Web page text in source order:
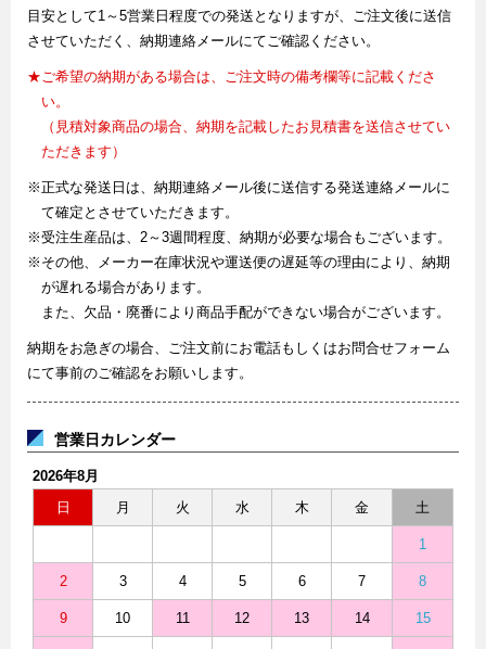
目安として1～5営業日程度での発送となりますが、ご注文後に送信
させていただく、納期連絡メールにてご確認ください。
★ご希望の納期がある場合は、ご注文時の備考欄等に記載くださ
い。
（見積対象商品の場合、納期を記載したお見積書を送信させてい
ただきます）
※正式な発送日は、納期連絡メール後に送信する発送連絡メールに
て確定とさせていただきます。
※受注生産品は、2～3週間程度、納期が必要な場合もございます。
※その他、メーカー在庫状況や運送便の遅延等の理由により、納期
が遅れる場合があります。
また、欠品・廃番により商品手配ができない場合がございます。
納期をお急ぎの場合、ご注文前にお電話もしくはお問合せフォーム
にて事前のご確認をお願いします。
営業日カレンダー
2026年8月
日
月 火 水 木 金 土
1
2 3 4 5 6 7 8
9 10 11 12 13 14 15